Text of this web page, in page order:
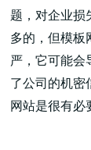
题，对企业损
多的，但模板
严，它可能会
了公司的机密
网站是很有必